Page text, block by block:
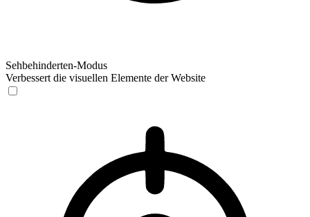
Sehbehinderten-Modus
Verbessert die visuellen Elemente der Website